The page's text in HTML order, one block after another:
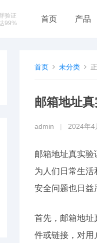
验证
99%
首页 产品
首页 未分类
邮箱地址
admin 2024年4
邮箱地址真实
为人们日常生
安全问题也日益
首先，邮箱地址
件或链接，对用